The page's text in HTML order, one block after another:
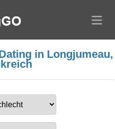
in Longjumeau,